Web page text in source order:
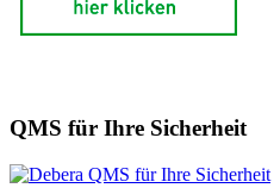
QMS für Ihre Sicherheit